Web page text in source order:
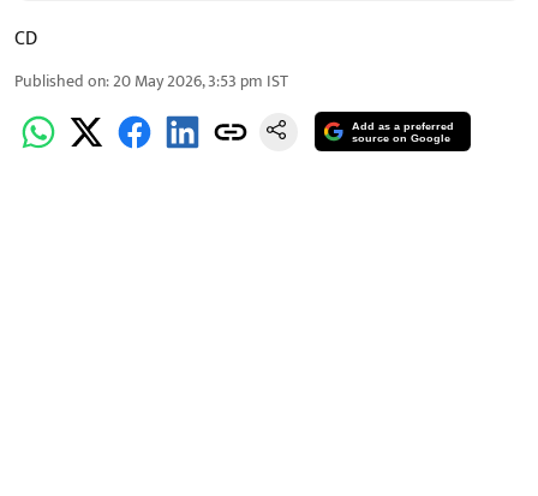
CD
Published on:20 May 2026, 3:53 pm IST
Add as a preferred
source on Google